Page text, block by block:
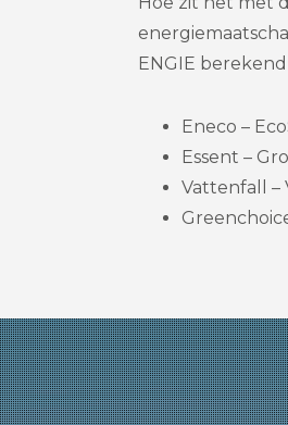
ENGIE
Eneco –
Essent –
Vattenfall –